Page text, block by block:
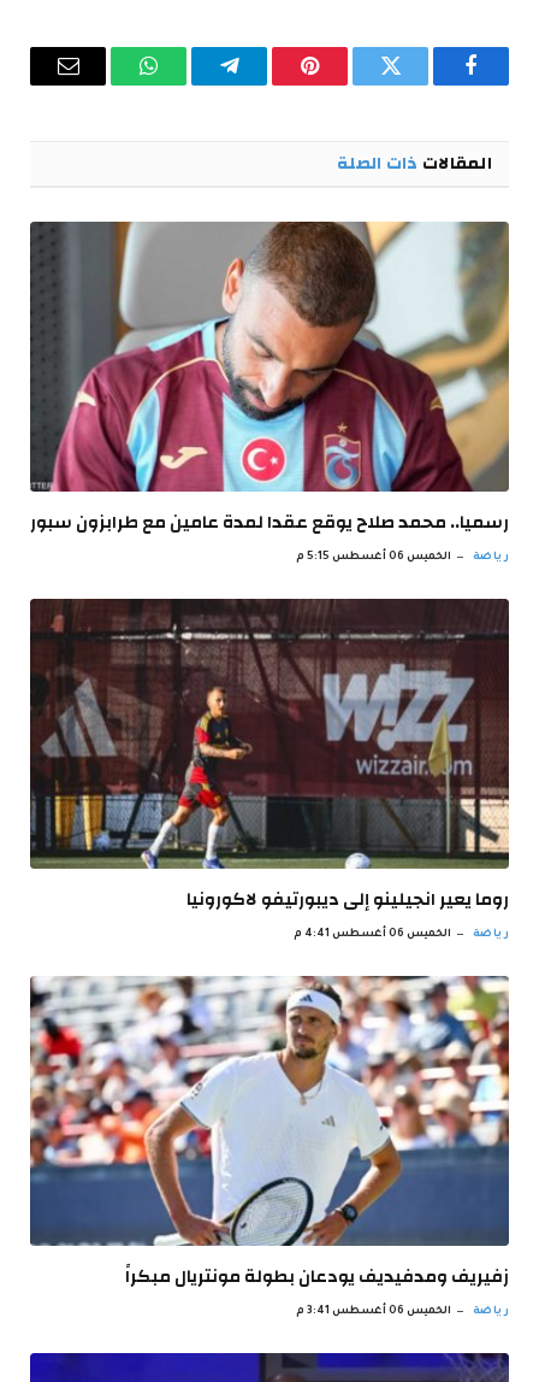
فيسبوك تويتر بينتيريستتيلقرام واتساب البريد
المقالات ذات الصلة
رسميا.. محمد صلاح يوقع عقدا لمدة عامين مع طرابزون سبور
رياضة الخميس 06 أغسطس 5:15 م
روما يعير انجيلينو إلى ديبورتيفو لاكورونيا
رياضة الخميس 06 أغسطس 4:41 م
زفيريف ومدفيديف يودعان بطولة مونتريال مبكراً
رياضة الخميس 06 أغسطس 3:41 م